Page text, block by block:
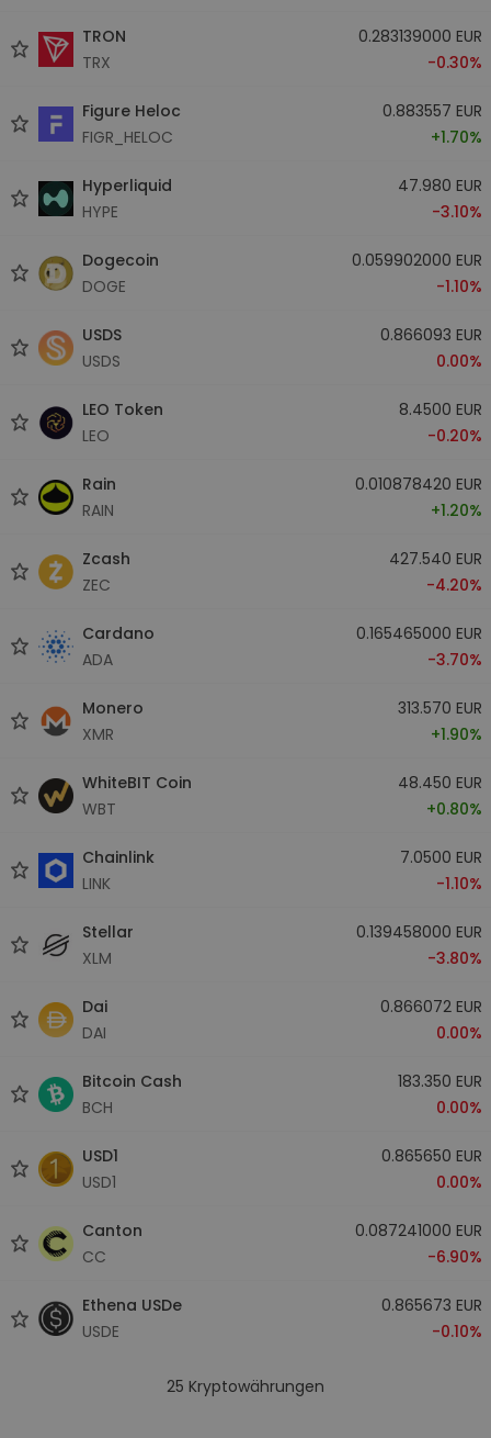
TRON
TRX
0.283139000 EUR
-0.30%
Figure Heloc
FIGR_HELOC
0.883557 EUR
+1.70%
Hyperliquid
HYPE
47.980 EUR
-3.10%
Dogecoin
DOGE
0.059902000 EUR
-1.10%
USDS
USDS
0.866093 EUR
0.00%
LEO Token
LEO
8.4500 EUR
-0.20%
Rain
RAIN
0.010878420 EUR
+1.20%
Zcash
ZEC
427.540 EUR
-4.20%
Cardano
ADA
0.165465000 EUR
-3.70%
Monero
XMR
313.570 EUR
+1.90%
WhiteBIT Coin
WBT
48.450 EUR
+0.80%
Chainlink
LINK
7.0500 EUR
-1.10%
Stellar
XLM
0.139458000 EUR
-3.80%
Dai
DAI
0.866072 EUR
0.00%
Bitcoin Cash
BCH
183.350 EUR
0.00%
USD1
USD1
0.865650 EUR
0.00%
Canton
CC
0.087241000 EUR
-6.90%
Ethena USDe
USDE
0.865673 EUR
-0.10%
25 Kryptowährungen